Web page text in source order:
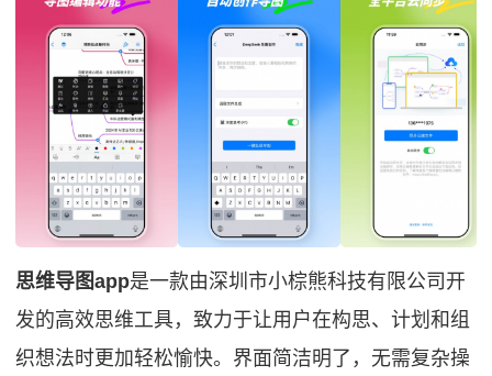
思维导图app是一款由深圳市小棕熊科技有限公司开
发的高效思维工具，致力于让用户在构思、计划和组
织想法时更加轻松愉快。界面简洁明了，无需复杂操